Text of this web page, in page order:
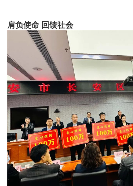
肩负使命 回馈社会